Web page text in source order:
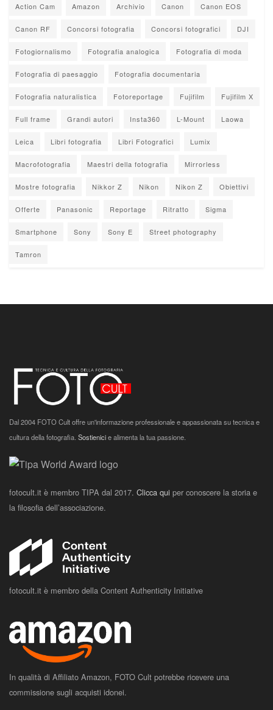
Action Cam Amazon Archivio Canon Canon EOS
Canon RF Concorsi fotografia Concorsi fotografici DJI
Fotogiornalismo Fotografia analogica Fotografia di moda
Fotografia di paesaggio Fotografia documentaria
Fotografia naturalistica Fotoreportage Fujifilm Fujifilm X
Full frame Grandi autori Insta360 L-Mount Laowa
Leica Libri fotografia Libri Fotografici Lumix
Macrofotografia Maestri della fotografia Mirrorless
Mostre fotografia Nikkor Z Nikon Nikon Z Obiettivi
Offerte Panasonic Reportage Ritratto Sigma
Smartphone Sony Sony E Street photography
Tamron
Dal 2004 FOTO Cult offre un'informazione professionale e appassionata su tecnica e
cultura della fotografia. Sostienicie alimenta la tua passione.
fotocult.it è membro TIPA dal 2017. Clicca qui per conoscere la storia e
la filosofia dell’associazione.
fotocult.it è membro della Content Authenticity Initiative
In qualità di Affiliato Amazon, FOTO Cult potrebbe ricevere una
commissione sugli acquisti idonei.